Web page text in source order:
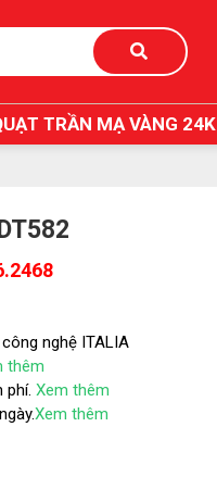
TRẦN MẠ VÀNG 24K
nghệ ITALIA
thêm
phí. Xem thêm
Xem thêm